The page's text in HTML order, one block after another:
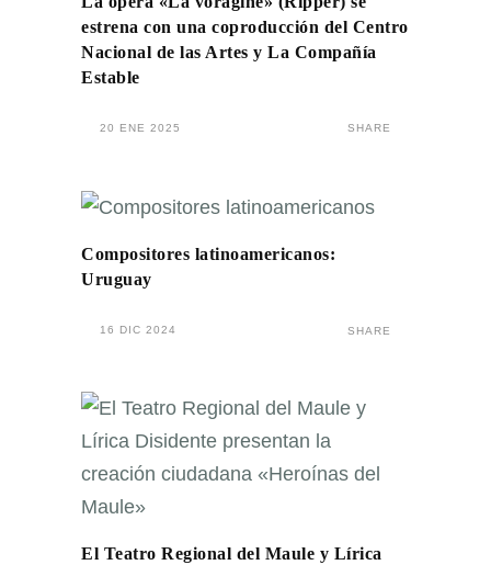
estrena con una coproducción del Centro
Nacional de las Artes y La Compañía
Estable
20 ENE 2025 SHARE
Compositores latinoamericanos:
Uruguay
16 DIC 2024 SHARE
El Teatro Regional del Maule y Lírica